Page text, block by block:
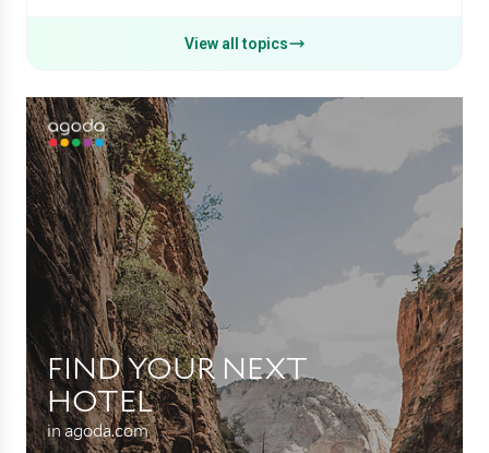
View all topics